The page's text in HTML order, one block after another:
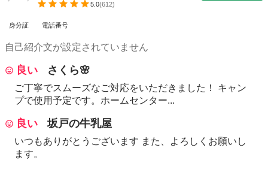
5.0(612)
身分証 電話番号
自己紹介文が設定されていません
良い さくら🌸
ご丁寧でスムーズなご対応をいただきました！ キャン
プで使用予定です。ホームセンター...
良い 坂戸の牛乳屋
いつもありがとうございます また、よろしくお願いし
ます。